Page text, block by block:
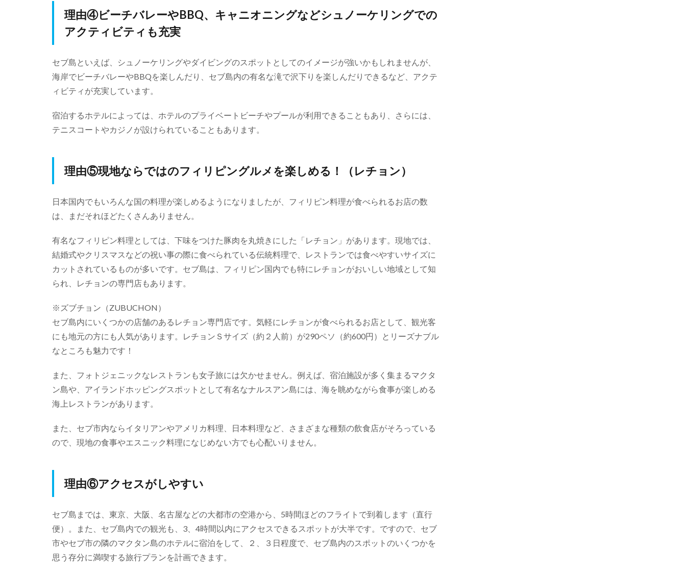
理由④ビーチバレーやBBQ、キャニオニングなどシュノーケリングでの
アクティビティも充実
セブ島といえば、シュノーケリングやダイビングのスポットとしてのイメージが強いかもしれませんが、
海岸でビーチバレーやBBQを楽しんだり、セブ島内の有名な滝で沢下りを楽しんだりできるなど、アクテ
ィビティが充実しています。
宿泊するホテルによっては、ホテルのプライベートビーチやプールが利用できることもあり、さらには、
テニスコートやカジノが設けられていることもあります。
理由⑤現地ならではのフィリピングルメを楽しめる！（レチョン）
日本国内でもいろんな国の料理が楽しめるようになりましたが、フィリピン料理が食べられるお店の数
は、まだそれほどたくさんありません。
有名なフィリピン料理としては、下味をつけた豚肉を丸焼きにした「レチョン」があります。現地では、
結婚式やクリスマスなどの祝い事の際に食べられている伝統料理で、レストランでは食べやすいサイズに
カットされているものが多いです。セブ島は、フィリピン国内でも特にレチョンがおいしい地域として知
られ、レチョンの専門店もあります。
※ズブチョン（ZUBUCHON）
セブ島内にいくつかの店舗のあるレチョン専門店です。気軽にレチョンが食べられるお店として、観光客
にも地元の方にも人気があります。レチョンＳサイズ（約２人前）が290ペソ（約600円）とリーズナブル
なところも魅力です！
また、フォトジェニックなレストランも女子旅には欠かせません。例えば、宿泊施設が多く集まるマクタ
ン島や、アイランドホッピングスポットとして有名なナルスアン島には、海を眺めながら食事が楽しめる
海上レストランがあります。
また、セブ市内ならイタリアンやアメリカ料理、日本料理など、さまざまな種類の飲食店がそろっている
ので、現地の食事やエスニック料理になじめない方でも心配いりません。
理由⑥アクセスがしやすい
セブ島までは、東京、大阪、名古屋などの大都市の空港から、5時間ほどのフライトで到着します（直行
便）。また、セブ島内での観光も、3、4時間以内にアクセスできるスポットが大半です。ですので、セブ
市やセブ市の隣のマクタン島のホテルに宿泊をして、２、３日程度で、セブ島内のスポットのいくつかを
思う存分に満喫する旅行プランを計画できます。